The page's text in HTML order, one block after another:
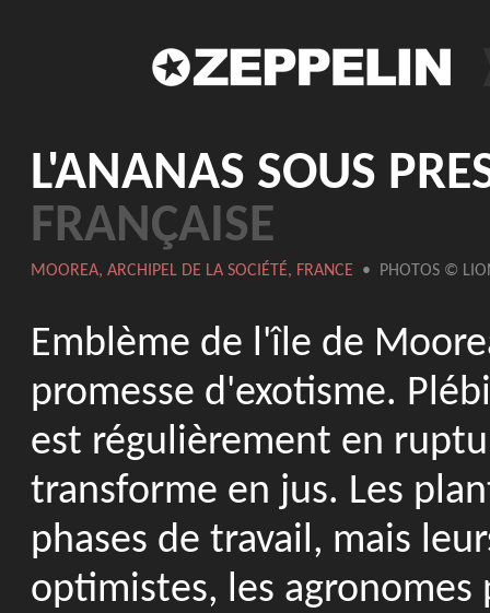
L'ANANAS SOUS
FRANÇAISE
MOOREA, ARCHIPEL DE LA SOCIÉTÉ, FRANCE • PHOTOS ©
Emblème de l'île de
promesse d'exotisme.
est régulièrement en
transforme en jus. Les
phases de travail, mais
optimistes, les